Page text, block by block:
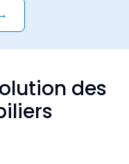
des